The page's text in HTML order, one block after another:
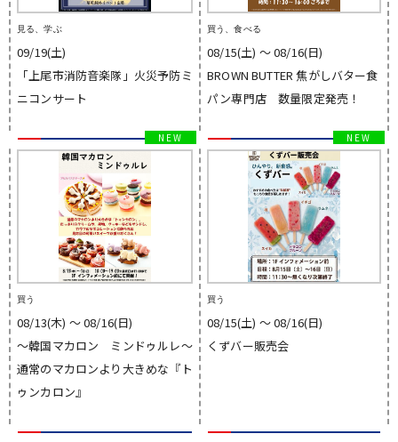
見る、学ぶ
09/19(土)
「上尾市消防音楽隊」火災予防ミ
ニコンサート
買う、食べる
08/15(土) 〜 08/16(日)
BROWN BUTTER 焦がしバター食
パン専門店 数量限定発売！
買う
08/13(木) 〜 08/16(日)
〜韓国マカロン ミンドゥルレ〜
通常のマカロンより大きめな『ト
ゥンカロン』
買う
08/15(土) 〜 08/16(日)
くずバー販売会